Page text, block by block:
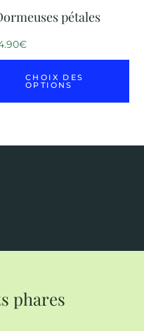
pétales
€
CHOIX DES
OPTIONS
phares